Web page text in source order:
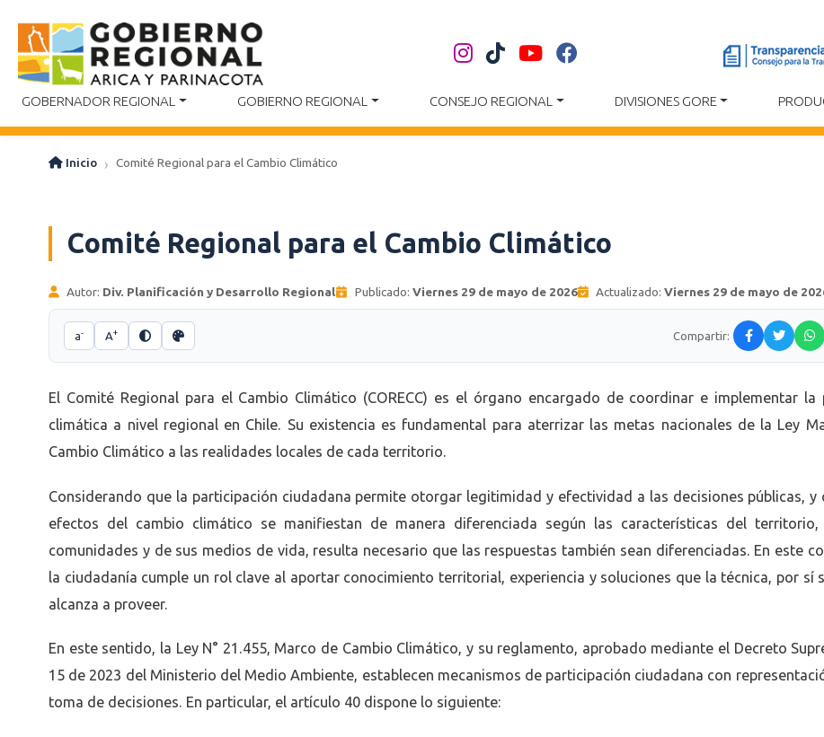
GOBERNADOR REGIONAL GOBIERNO REGIONAL CONSEJO REGIONAL DIVISIONES GORE
Inicio Comité Regional para el Cambio Climático
Comité Regional para el Cambio Climático
Autor: Div. Planificación y Desarrollo Regional Publicado: Viernes 29 de mayo de 2026 Actualizado: Viernes 29 de mayo de
a- A+ Compartir:
El Comité Regional para el Cambio Climático (CORECC) es el órgano encargado de coordinar e implementar la
climática a nivel regional en Chile. Su existencia es fundamental para aterrizar las metas nacionales de la Ley
Cambio Climático a las realidades locales de cada territorio.
Considerando que la participación ciudadana permite otorgar legitimidad y efectividad a las decisiones públicas, y
efectos del cambio climático se manifiestan de manera diferenciada según las características del
comunidades y de sus medios de vida, resulta necesario que las respuestas también sean diferenciadas. En este
la ciudadanía cumple un rol clave al aportar conocimiento territorial, experiencia y soluciones que la técnica, por sí
alcanza a proveer.
En este sentido, la Ley N° 21.455, Marco de Cambio Climático, y su reglamento, aprobado mediante el Decreto
15 de 2023 del Ministerio del Medio Ambiente, establecen mecanismos de participación ciudadana con
toma de decisiones. En particular, el artículo 40 dispone lo siguiente: